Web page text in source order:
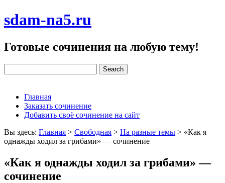
sdam-na5.ru
Готовые сочинения на любую тему!
Главная
Заказать сочинение
Добавить своё сочинение на сайт
Вы здесь: Главная > Свободная > На разные темы > «Как я
однажды ходил за грибами» — сочинение
«Как я однажды ходил за грибами» —
сочинение